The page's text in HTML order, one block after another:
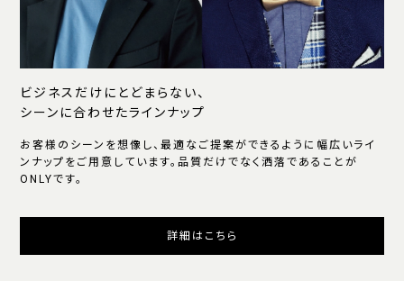
ビジネスだけにとどまらない、
シーンに合わせたラインナップ
お客様のシーンを想像し、最適なご提案ができるように幅広いライ
ンナップをご用意しています。品質だけでなく洒落であることが
ONLYです。
詳細はこちら